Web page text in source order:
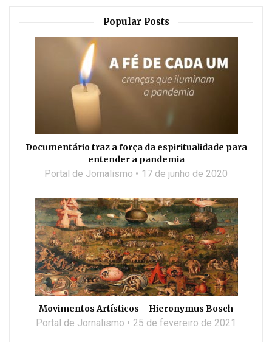
Popular Posts
Documentário traz a força da espiritualidade para
entender a pandemia
Portal de Jornalismo 17 de junho de 2020
Movimentos Artísticos – Hieronymus Bosch
Portal de Jornalismo 25 de fevereiro de 2021